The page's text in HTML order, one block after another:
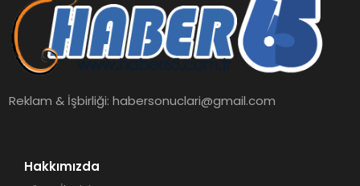
Reklam & İşbirliği:habersonuclari@gmail.com
Hakkımızda